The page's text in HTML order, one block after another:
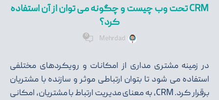
CRM تحت وب چیست و چگونه می توان از آن استفاده
کرد؟
Mehrdad
0
در زمینه مشتری مداری از امکانات و رویکردهای مختلفی
استفاده می شود تا بتوان ارتباطی موثر و سازنده با مشتریان
برقرار کرد. CRM، به معنای مدیریت ارتباط با مشتریان، امکانی